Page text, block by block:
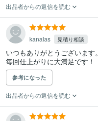
出品者からの返信を読む
kanalas 見積り相談
いつもありがとうございます。
毎回仕上がりに大満足です！
参考になった
出品者からの返信を読む